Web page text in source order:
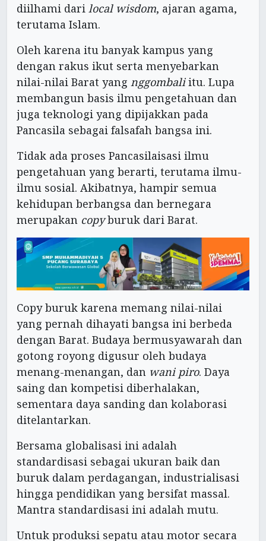
diilhami dari local wisdom, ajaran agama,
terutama Islam.
Oleh karena itu banyak kampus yang
dengan rakus ikut serta menyebarkan
nilai-nilai Barat yang nggombaliitu. Lupa
membangun basis ilmu pengetahuan dan
juga teknologi yang dipijakkan pada
Pancasila sebagai falsafah bangsa ini.
Tidak ada proses Pancasilaisasi ilmu
pengetahuan yang berarti, terutama ilmu-
ilmu sosial. Akibatnya, hampir semua
kehidupan berbangsa dan bernegara
merupakan copyburuk dari Barat.
Copy buruk karena memang nilai-nilai
yang pernah dihayati bangsa ini berbeda
dengan Barat. Budaya bermusyawarah dan
gotong royong digusur oleh budaya
menang-menangan, dan wani piro. Daya
saing dan kompetisi diberhalakan,
sementara daya sanding dan kolaborasi
ditelantarkan.
Bersama globalisasi ini adalah
standardisasi sebagai ukuran baik dan
buruk dalam perdagangan, industrialisasi
hingga pendidikan yang bersifat massal.
Mantra standardisasi ini adalah mutu.
Untuk produksi sepatu atau motor secara